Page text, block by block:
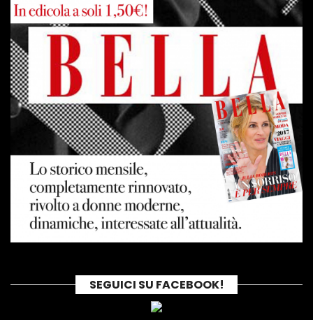
SEGUICI SU FACEBOOK!